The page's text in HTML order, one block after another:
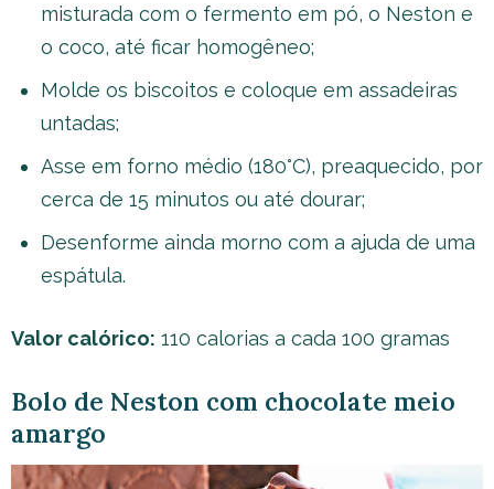
misturada com o fermento em pó, o Neston e
o coco, até ficar homogêneo;
Molde os biscoitos e coloque em assadeiras
untadas;
Asse em forno médio (180°C), preaquecido, por
cerca de 15 minutos ou até dourar;
Desenforme ainda morno com a ajuda de uma
espátula.
Valor calórico: 110 calorias a cada 100 gramas
Bolo de Neston com chocolate meio
amargo